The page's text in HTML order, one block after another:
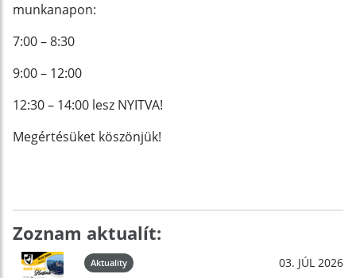
munkanapon:
7:00 – 8:30
9:00 – 12:00
12:30 – 14:00 lesz NYITVA!
Megértésüket köszönjük!
Zoznam aktualít:
Aktuality 03. JÚL 2026